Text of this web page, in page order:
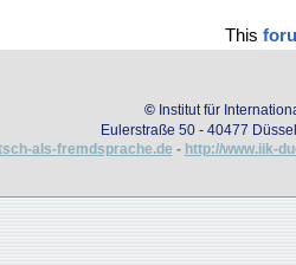
This
© Institut für
Eulerstraße 50 - 40477
als-fremdsprache.de - http://www.iik-